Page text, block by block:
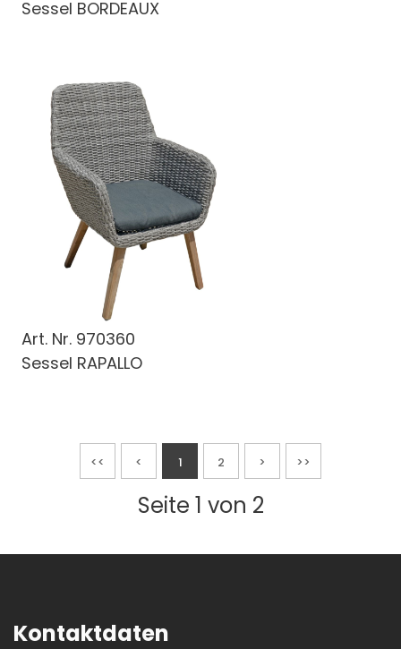
Sessel BORDEAUX
Art. Nr. 970360
Sessel RAPALLO
<< < 1 2 > >>
Seite 1 von 2
Kontaktdaten